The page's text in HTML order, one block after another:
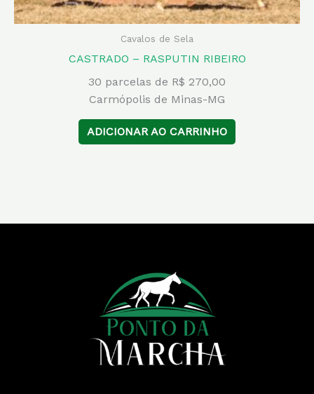
Cavalos de Sela
CASTRADO – RASPUTIN RIBEIRO
30 parcelas de R$ 270,00
Carmópolis de Minas-MG
ADICIONAR AO CARRINHO